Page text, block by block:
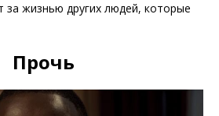
за жизнью других людей, которые
Прочь